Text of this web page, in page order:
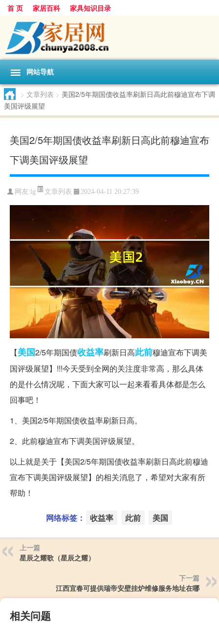
首 页 家居百科 家具知识目录
网站导航
> 文章列表 > 美国2/5年期国债收益率刷新日高此前穆迪宣布下调
美国评级展望
美国2/5年期国债收益率刷新日高此前穆迪宣布
下调美国评级展望
网友: lg 文章列表 2024-04-11 20:27:39
【美国2/5年期国债收益率刷新日高此前穆迪宣布下调美
国评级展望】!!!今天受到全网的关注度非常高，那么具体
的是什么情况呢，下面大家可以一起来看看具体都是怎么
回事吧！
1、美国2/5年期国债收益率刷新日高。
2、此前穆迪宣布下调美国评级展望。
以上就是关于【美国2/5年期国债收益率刷新日高此前穆迪
宣布下调美国评级展望】的相关消息了，希望对大家有所
帮助！
网络标签： 收益率 此前 美国
上一篇
星辰之耀歌（星辰之耀）
下一篇
江西宜春可提供瑞帝安壁挂炉维修服务地址在哪
相关问题